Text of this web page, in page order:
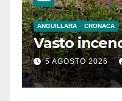
ANGUILLARA CRONACA
Vasto
5 AGOSTO 2026